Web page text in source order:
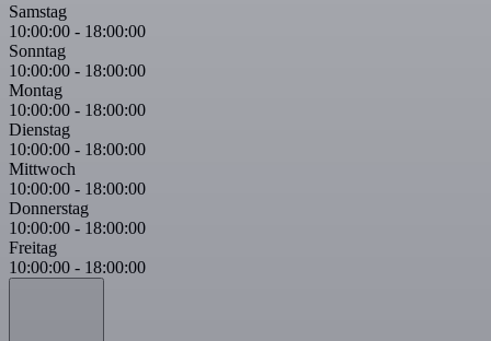
Samstag
10:00:00 - 18:00:00
Sonntag
10:00:00 - 18:00:00
Montag
10:00:00 - 18:00:00
Dienstag
10:00:00 - 18:00:00
Mittwoch
10:00:00 - 18:00:00
Donnerstag
10:00:00 - 18:00:00
Freitag
10:00:00 - 18:00:00